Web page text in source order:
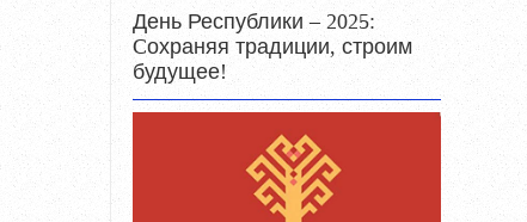
День Республики – 2025:
Cохраняя традиции, строим
будущее!